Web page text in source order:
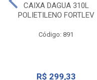
CAIXA DAGUA 310L
POLIETILENO FORTLEV
Código: 891
R$ 299,33